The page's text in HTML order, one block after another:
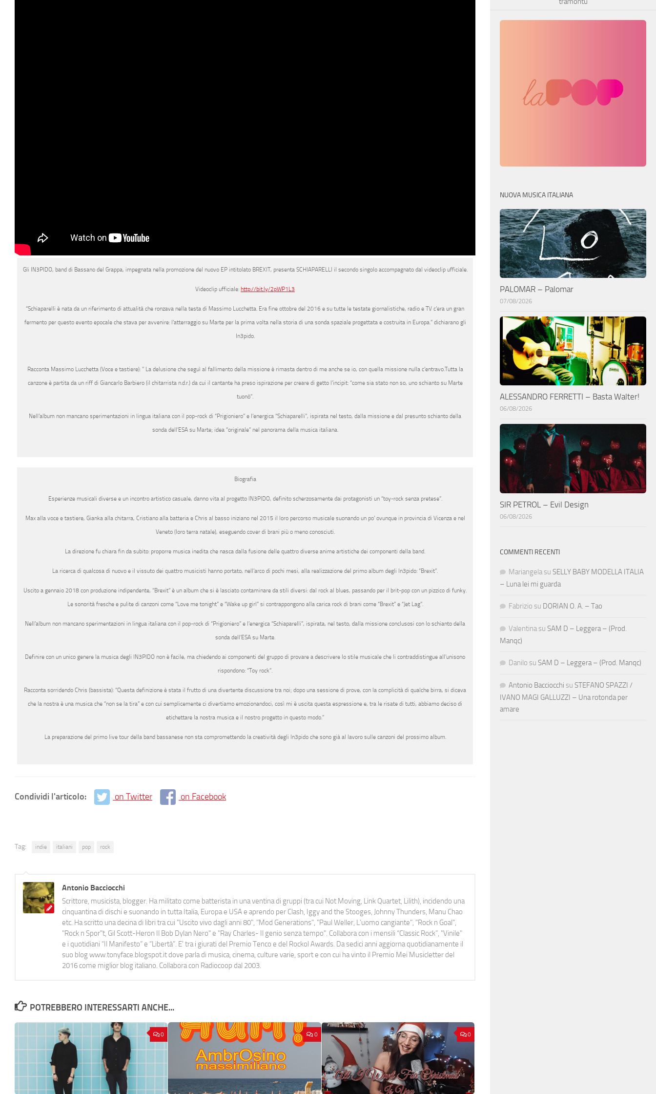
Gli IN3PIDO, band di Bassano del Grappa, impegnata nella promozione del nuovo EP intitolato BREXIT, presenta SCHIAPARELLI il secondo singolo accompagnato dal videoclip ufficiale.
Videoclip ufficiale: http://bit.ly/2pWP1L3
“Schiaparelli è nata da un riferimento di attualità che ronzava nella testa di Massimo Lucchetta. Era fine ottobre del 2016 e su tutte le testate giornalistiche, radio e TV c’era un gran
fermento per questo evento epocale che stava per avvenire: l’atterraggio su Marte per la prima volta nella storia di una sonda spaziale progettata e costruita in Europa.” dichiarano gli
In3pido.
Racconta Massimo Lucchetta(Voce e tastiere): ” La delusione che seguì al fallimento della missione è rimasta dentro di me anche se io, con quella missione nulla c’entravo.Tutta la
canzone è partita da un riff di Giancarlo Barbiero(il chitarrista n.d.r.) da cui il cantante ha preso ispirazione per creare di getto l’incipit: “come sia stato non so, uno schianto su Marte
tuonò”.
Nell’album non mancano sperimentazioni in lingua italiana con il pop-rock di “Prigioniero” e l’energica “Schiaparelli”, ispirata nel testo, dalla missione e dal presunto schianto della
sonda dell’ESA su Marte; idea “originale” nel panorama della musica italiana.
Biografia
Esperienze musicali diverse e un incontro artistico casuale, danno vita al progetto IN3PIDO, definito scherzosamente dai protagonisti un “toy-rock senza pretese”.
Max alla voce e tastiere, Gianka alla chitarra, Cristiano alla batteria e Chris al bassoiniziano nel 2015 il loro percorso musicale suonando un po’ ovunque in provincia di Vicenza e nel
Veneto (loro terra natale), eseguendo cover di brani più o meno conosciuti.
La direzione fu chiara fin da subito: proporre musica inedita che nasca dalla fusione delle quattro diverse anime artistiche dei componenti della band.
La ricerca di qualcosa di nuovo e il vissuto dei quattro musicisti hanno portato, nell’arco di pochi mesi, alla realizzazione del primo album degli In3pido: “Brexit”.
Uscito a gennaio 2018 con produzione indipendente, “Brexit” è un album che si è lasciato contaminare da stili diversi: dal rock al blues, passando per il brit-pop con un pizzico di funky.
Le sonorità fresche e pulite di canzoni come “Love me tonight” e “Wake up girl” si contrappongono alla carica rock di brani come “Brexit” e “Jet Lag”.
Nell’album non mancano sperimentazioni in lingua italiana con il pop-rock di “Prigioniero” e l’energica “Schiaparelli”, ispirata, nel testo, dalla missione conclusosi con lo schianto della
sonda dell’ESA su Marte.
Definire con un unico genere la musica degli IN3PIDO non è facile, ma chiedendo ai componenti del gruppo di provare a descrivere lo stile musicale che li contraddistingue all’unisono
rispondono: “Toy rock”.
Racconta sorridendo Chris (bassista): “Questa definizione è stata il frutto di una divertente discussione tra noi; dopo una sessione di prove, con la complicità di qualche birra, si diceva
che la nostra è una musica che “non se la tira” e con cui semplicemente ci divertiamo emozionandoci, così mi è uscita questa espressione e, tra le risate di tutti, abbiamo deciso di
etichettare la nostra musica e il nostro progetto in questo modo.”
La preparazione del primo live tour della band bassanese non sta compromettendo la creatività degli In3pido che sono già al lavoro sulle canzoni del prossimo album.
Condividi l'articolo: on Twitter on Facebook
Tag: indie italiani pop rock
Antonio Bacciocchi
Scrittore, musicista, blogger. Ha militato come batterista in una ventina di gruppi (tra cui Not Moving, Link Quartet, Lilith), incidendo una
cinquantina di dischi e suonando in tutta Italia, Europa e USA e aprendo per Clash, Iggy and the Stooges, Johnny Thunders, Manu Chao
etc. Ha scritto una decina di libri tra cui "Uscito vivo dagli anni 80", "Mod Generations", "Paul Weller, L’uomo cangiante", "Rock n Goal",
"Rock n Spor"t, Gil Scott-Heron Il Bob Dylan Nero" e "Ray Charles- Il genio senza tempo". Collabora con i mensili “Classic Rock”, "Vinile"
e i quotidiani “Il Manifesto” e “Libertà”. E' tra i giurati del Premio Tenco e del Rockol Awards. Da sedici anni aggiorna quotidianamente il
suo blog www.tonyface.blogspot.it dove parla di musica, cinema, culture varie, sport e con cui ha vinto il Premio Mei Musicletter del
2016 come miglior blog italiano. Collabora con Radiocoop dal 2003.
POTREBBERO INTERESSARTI ANCHE...
0 0 0
NUOVA MUSICA ITALIANA
PALOMAR – Palomar
07/08/2026
ALESSANDRO FERRETTI – Basta Walter!
06/08/2026
SIR PETROL – Evil Design
06/08/2026
COMMENTI RECENTI
Mariangela su SELLY BABY MODELLA ITALIA
– Luna lei mi guarda
Fabrizio su DORIAN O. A. – Tao
Valentina su SAM D – Leggera – (Prod.
Manqc)
Danilo su SAM D – Leggera – (Prod. Manqc)
Antonio Bacciocchi su STEFANO SPAZZI /
IVANO MAGI GALLUZZI – Una rotonda per
amare